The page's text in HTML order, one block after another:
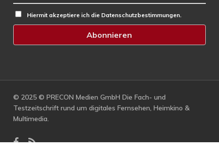
Hiermit akzeptiere ich die Datenschutzbestimmungen.
© 2025 © PRECON Medien GmbH Die Fach- und
Testzeitschrift rund um digitales Fernsehen, Heimkino &
Multimedia.
facebook
RSS